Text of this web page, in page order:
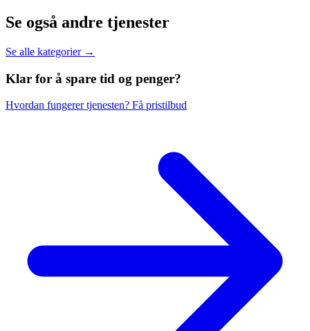
Se også andre tjenester
Se alle kategorier →
Klar for å spare tid og penger?
Hvordan fungerer tjenesten? Få pristilbud